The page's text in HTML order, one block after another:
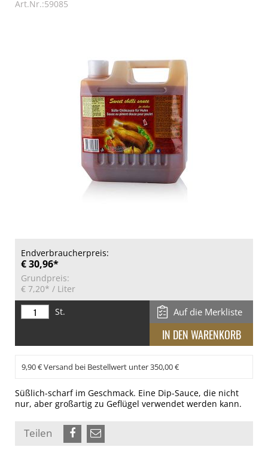
Art.Nr.:59085
Endverbraucherpreis:
€ 30,96*
Grundpreis:
€ 7,20* / Liter
St.
Auf die Merkliste
9,90 € Versand bei Bestellwert unter 350,00 €
Süßlich-scharf im Geschmack. Eine Dip-Sauce, die nicht
nur, aber großartig zu Geflügel verwendet werden kann.
Teilen